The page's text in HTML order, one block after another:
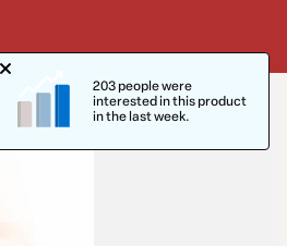
203 people were
interested in this product
in the last week.